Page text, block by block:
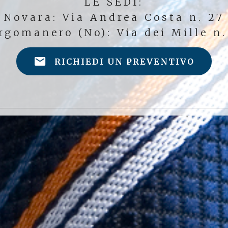
Novara: Via Andrea Costa n. 27
(No): Via dei Mille n.
RICHIEDI UN PREVENTIVO